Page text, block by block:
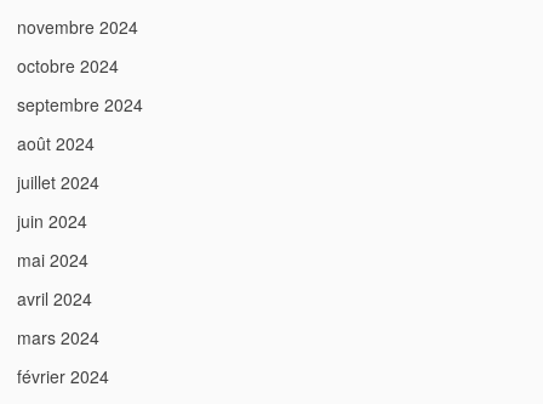
novembre 2024
octobre 2024
septembre 2024
août 2024
juillet 2024
juin 2024
mai 2024
avril 2024
mars 2024
février 2024